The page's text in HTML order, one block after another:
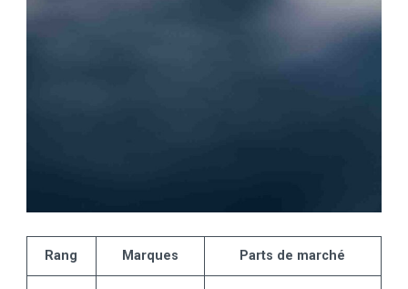
Rang Marques Parts de marché